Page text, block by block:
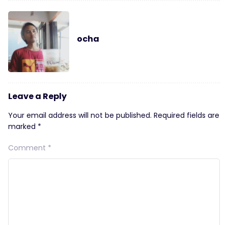
ocha
Leave a Reply
Your email address will not be published. Required fields are
marked *
Comment *